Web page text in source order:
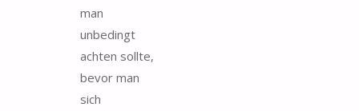
man
unbedingt
achten sollte,
bevor man
sich